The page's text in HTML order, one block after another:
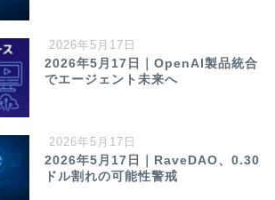
2026年5月17日
2026年5月17日｜OpenAI製品統合
でエージェント未来へ
2026年5月17日
2026年5月17日｜RaveDAO、0.30
ドル割れの可能性警戒